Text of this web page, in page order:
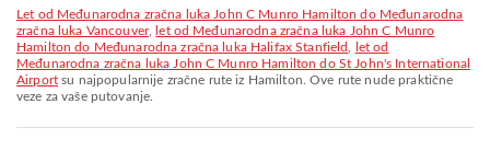
let od Međunarodna zračna luka John C Munro Hamilton do Međunarodna
zračna luka Vancouver,
let od Međunarodna zračna luka John C Munro
Hamilton do Međunarodna zračna luka Halifax Stanfield
let od
Međunarodna zračna luka John C Munro Hamilton do St John's International
Airportsu najpopularnije zračne rute iz Hamilton. Ove rute nude praktične
veze za vaše putovanje.